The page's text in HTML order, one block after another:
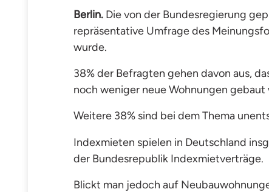
Berlin.Die von der Bundesregierung
repräsentative Umfrage des
wurde.
38% der Befragten gehen davon aus,
noch weniger neue Wohnungen gebaut
Weitere 38% sind bei dem Thema
Indexmieten spielen in Deutschland
der Bundesrepublik Indexmietverträge.
Blickt man jedoch auf